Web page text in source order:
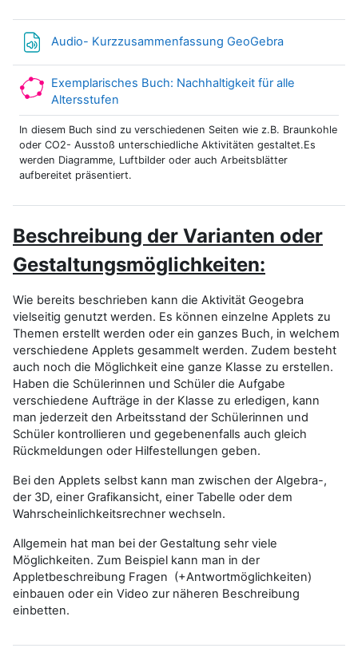
Audio- Kurzzusammenfassung GeoGebra
Exemplarisches Buch: Nachhaltigkeit für alle
Altersstufen
In diesem Buch sind zu verschiedenen Seiten wie z.B. Braunkohle
oder CO2- Ausstoß unterschiedliche Aktivitäten gestaltet.Es
werden Diagramme, Luftbilder oder auch Arbeitsblätter
aufbereitet präsentiert.
Beschreibung der Varianten oder
Gestaltungsmöglichkeiten:
Wie bereits beschrieben kann die Aktivität Geogebra
vielseitig genutzt werden. Es können einzelne Applets zu
Themen erstellt werden oder ein ganzes Buch, in welchem
verschiedene Applets gesammelt werden. Zudem besteht
auch noch die Möglichkeit eine ganze Klasse zu erstellen.
Haben die Schülerinnen und Schüler die Aufgabe
verschiedene Aufträge in der Klasse zu erledigen, kann
man jederzeit den Arbeitsstand der Schülerinnen und
Schüler kontrollieren und gegebenenfalls auch gleich
Rückmeldungen oder Hilfestellungen geben.
Bei den Applets selbst kann man zwischen der Algebra-,
der 3D, einer Grafikansicht, einer Tabelle oder dem
Wahrscheinlichkeitsrechner wechseln.
Allgemein hat man bei der Gestaltung sehr viele
Möglichkeiten. Zum Beispiel kann man in der
Appletbeschreibung Fragen (+Antwortmöglichkeiten)
einbauen oder ein Video zur näheren Beschreibung
einbetten.